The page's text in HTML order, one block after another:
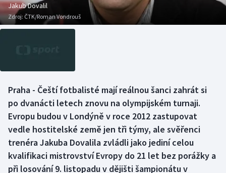
Basketbal
Biatlon
Curling
Dostihy
Florbal
Historické návraty
Aplikace ČT sport
Jakub Dovalil
Zdroj: ČTK/Roman Vondrouš
Praha - Čeští fotbalisté mají reálnou šanci zahrát si
po dvanácti letech znovu na olympijském turnaji.
Evropu budou v Londýně v roce 2012 zastupovat
vedle hostitelské země jen tři týmy, ale svěřenci
trenéra Jakuba Dovalila zvládli jako jediní celou
kvalifikaci mistrovství Evropy do 21 let bez porážky a
při losování 9. listopadu v dějišti šampionátu v